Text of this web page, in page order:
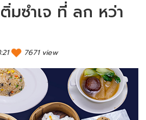
มซำเจ ที่ ลก หว่า
7671 view